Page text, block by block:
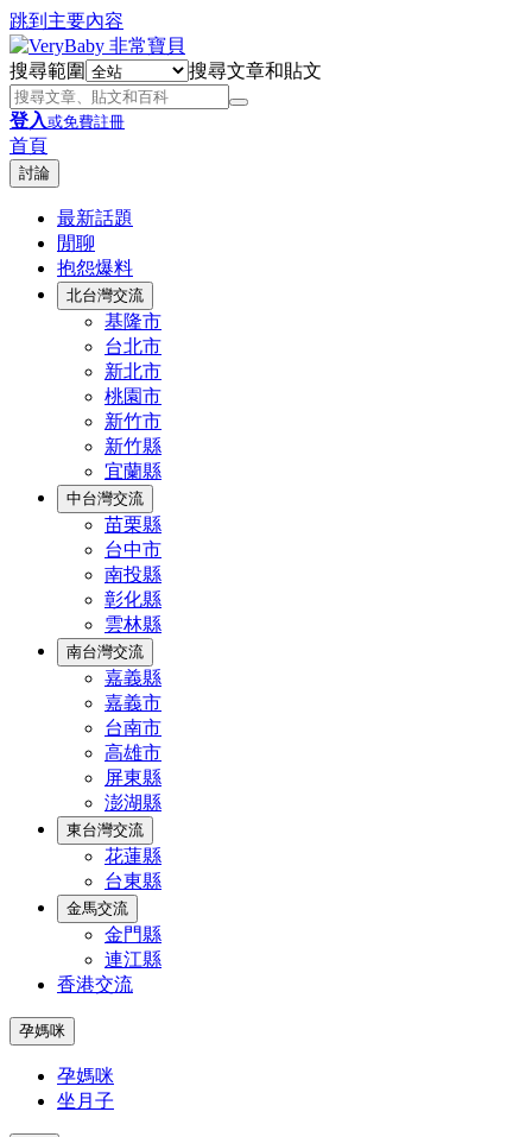
跳到主要內容
搜尋範圍 搜尋文章和貼文
登入或免費註冊
首頁
討論
最新話題
閒聊
抱怨爆料
北台灣交流
基隆市
台北市
新北市
桃園市
新竹市
新竹縣
宜蘭縣
中台灣交流
苗栗縣
台中市
南投縣
彰化縣
雲林縣
南台灣交流
嘉義縣
嘉義市
台南市
高雄市
屏東縣
澎湖縣
東台灣交流
花蓮縣
台東縣
金馬交流
金門縣
連江縣
香港交流
孕媽咪
孕媽咪
坐月子